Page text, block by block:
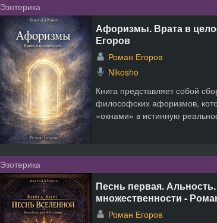
Эзотерика
Афоризмы. Врата в
Егоров
Роман Егоров
Nikosho
Книга представляет собой
философских афоризмов,
«окнами» в истинную
Эзотерика
Песнь первая.
множественности -
Роман Егоров